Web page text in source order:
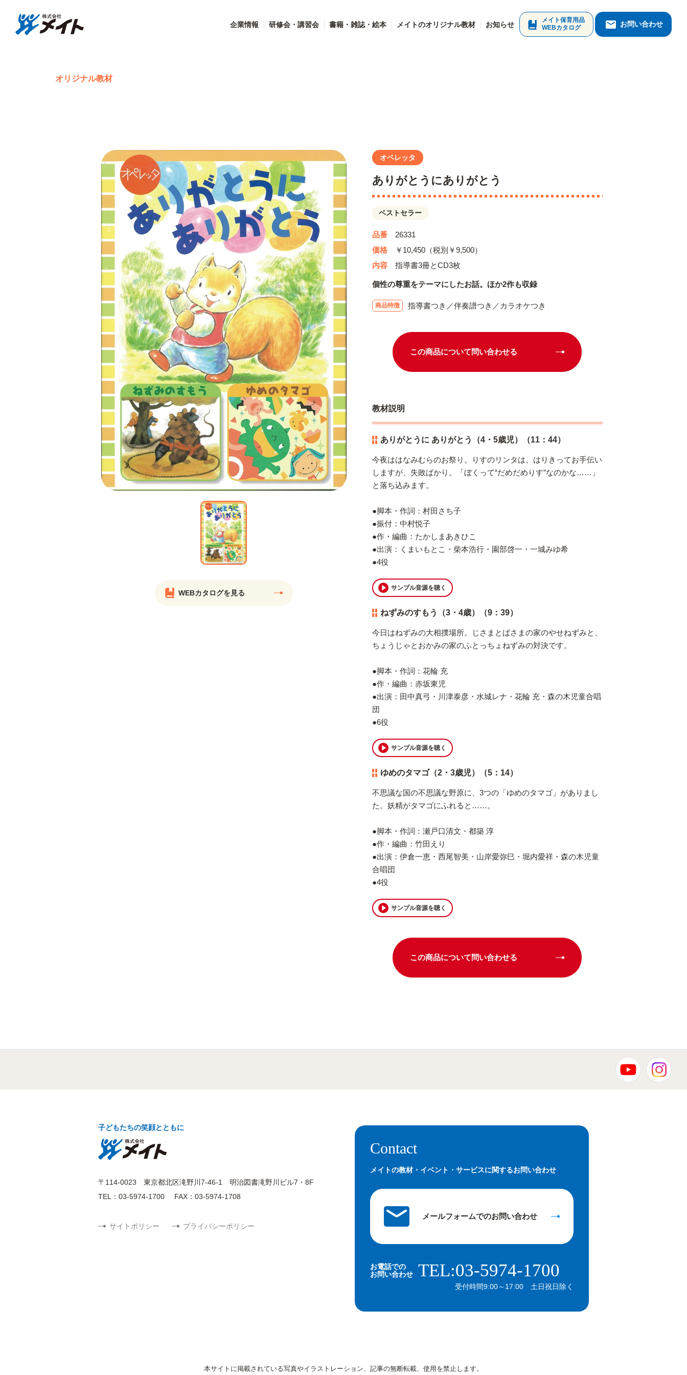
企業情報 研修会・講習会 書籍・雑誌・絵本 メイトのオリジナル教材 お知らせ
メイト保育用品
WEBカタログ
お問い合わせ
オリジナル教材
WEBカタログを見る
オペレッタ
ありがとうにありがとう
ベストセラー
品番
26331
価格
￥10,450（税別￥9,500）
内容
指導書3冊とCD3枚
個性の尊重をテーマにしたお話。ほか2作も収録
商品特徴 指導書つき／伴奏譜つき／カラオケつき
この商品について問い合わせる
教材説明
ありがとうに ありがとう（4・5歳児）（11：44）
今夜ははなみむらのお祭り。りすのリンタは、はりきってお手伝い
しますが、失敗ばかり。「ぼくって“だめだめりす”なのかな……」
と落ち込みます。
●脚本・作詞：村田さち子
●振付：中村悦子
●作・編曲：たかしまあきひこ
●出演：くまいもとこ・柴本浩行・園部啓一・一城みゆ希
●4役
サンプル音源を聴く
ねずみのすもう（3・4歳）（9：39）
今日はねずみの大相撲場所。じさまとばさまの家のやせねずみと、
ちょうじゃとおかみの家のふとっちょねずみの対決です。
●脚本・作詞：花輪 充
●作・編曲：赤坂東児
●出演：田中真弓・川津泰彦・水城レナ・花輪 充・森の木児童合唱
団
●6役
サンプル音源を聴く
ゆめのタマゴ（2・3歳児）（5：14）
不思議な国の不思議な野原に、3つの「ゆめのタマゴ」がありまし
た。妖精がタマゴにふれると……。
●脚本・作詞：瀬戸口清文・都築 淳
●作・編曲：竹田えり
●出演：伊倉一恵・西尾智美・山岸愛弥巳・堀内愛祥・森の木児童
合唱団
●4役
サンプル音源を聴く
この商品について問い合わせる
子どもたちの笑顔とともに
〒114-0023 東京都北区滝野川7-46-1 明治図書滝野川ビル7・8F
TEL：03-5974-1700
FAX：03-5974-1708
サイトポリシー プライバシーポリシー
Contact
メイトの教材・イベント・サービスに関するお問い合わせ
メールフォームでのお問い合わせ
お電話での
お問い合わせ
TEL:03-5974-1700
受付時間9:00～17:00 土日祝日除く
本サイトに掲載されている写真やイラストレーション、記事の無断転載、使用を禁止します。